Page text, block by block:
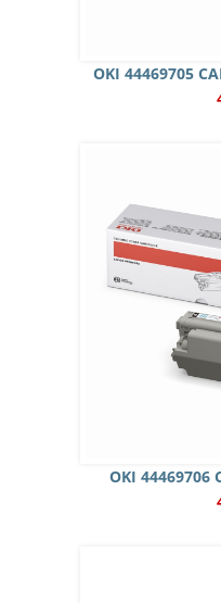
OKI 44469705
OKI 44469706